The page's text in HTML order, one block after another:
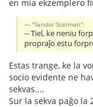
en mia ekzemplero
"Sandor Szatmari":
-- Tiel, ke neniu
propraĵo estu
Estas trange, ke la
socio evidente ne
sekvas....
Sur la sekva paĝo la